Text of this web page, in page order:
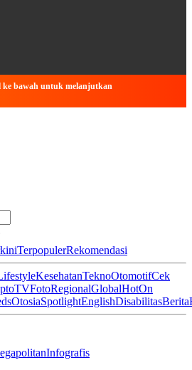
ke bawah untuk melanjutkan
TerpopulerRekomendasi
KesehatanTeknoOtomotifCek
TVFotoRegionalGlobalHotOn
OtosiaSpotlightEnglishDisabilitasBerita
Infografis